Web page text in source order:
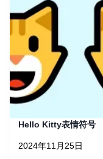
Hello Kitty表情符号
2024年11月25日